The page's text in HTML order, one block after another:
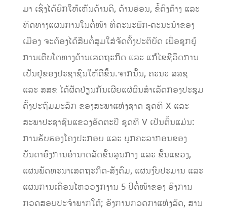
ມາ ເຊິ່ງໄດ້ຍົກໃຫ້ເຫັນດ້ານດີ, ດ້ານອ່ອນ, ຂໍ້ຄົງຄ້າງ ແລະ
ທິດທາງແຜນການໃນຕໍ່ໜ້າ ທີ່ຄະນະພັກ-ຄະນະນຳຂອງ
ເມືອງ ຈະຕ້ອງໄດ້ສືບຕໍ່ສຸມໃສ່ຈັດຕັ້ງປະຕິບັດ ເພື່ອຊຸກຍູ້
ການເຕີບໂຕທາງດ້ານເສດຖະກິດ ແລະ ແກ້ໄຂຊີວິດການ
ເປັນຢູ່ຂອງປະຊາຊົນໃຫ້ດີຂຶ້ນ.ຈາກນັ້ນ, ຄະນະ ສສຊ
ແລະ ສສຂ ໄດ້ຜັດປ່ຽນກັນເຜີຍແຜ່ຜົນສຳເລັດກອງປະຊຸມ
ຄັ້ງປະຖົມມະລືກ ຂອງສະພາແຫ່ງຊາດ ຊຸດທີ X ແລະ
ສະພາປະຊາຊົນແຂວງອັດຕະປື ຊຸດທີ V ເປັນຕົ້ນແມ່ນ:
ການຮັບຮອງໂຄງປະກອບ ແລະ ບຸກຄະລາກອນຂອງ
ບັນດາອົງການອໍານາດລັດ​ຂັ້ນ​ສູນກາງ​ ແລະ​ ຂັ້ນແຂວງ,
ແຜນພັດທະນາເສດຖະກິດ-ສັງຄົມ, ແຜນງົບປະມານ ແລະ
ແຜນການເຄື່ອນໄຫວວຽກງານ 5 ປີຕໍ່ໜ້າຂອງ ອົງການ
ກວດສອບປະຈຳພາກໃຕ້; ອົງການກວດກາແຫ່ງລັດ,​ ສານ